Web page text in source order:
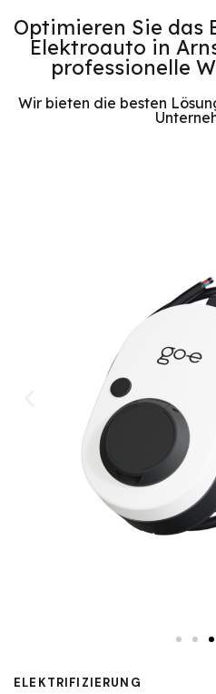
Optimieren Sie das
Elektroauto in
professionelle
Wir bieten die besten
ELEKTRIFIZIERUNG